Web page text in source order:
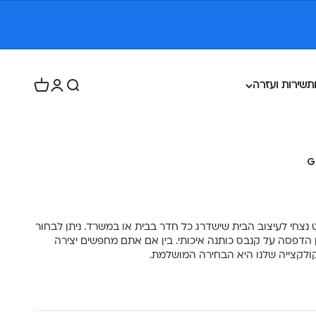
שירות ועזרה פתח חיפוש
פתח דף חשבון
פתח עגלת
נצחי לעיצוב הבית שישדרג כל חדר בבית או במשרד. ניתן לבחור
הדפסה על קנבס כותנה איכותי. בין אם אתם מחפשים יצירה
שלנו היא הבחירה המושלמת.